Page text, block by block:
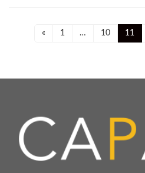
ー
シ
« Page
1 … Page
10 Page
11